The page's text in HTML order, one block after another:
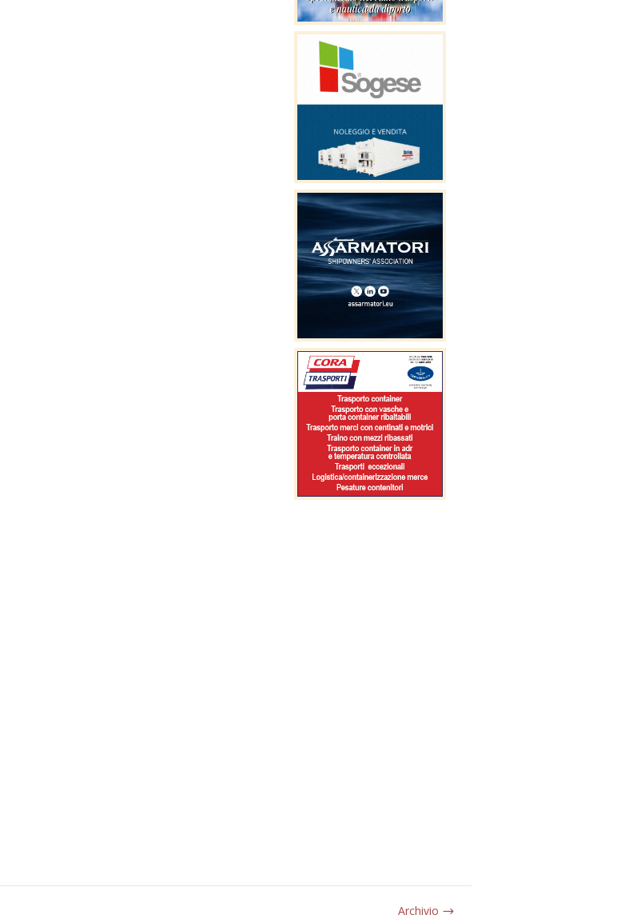
Archivio